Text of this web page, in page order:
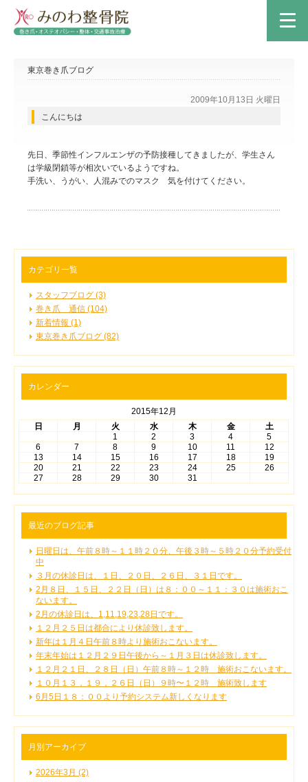
東京巻き爪ブログ
2009年10月13日 火曜日
こんにちは
先日、季節性インフルエンザの予防接種してきましたが、学生さん
は学級閉鎖等が相次いでいるようですね。
手洗い、うがい、人混みでのマスク 気を付けてください。
カテゴリ一覧
スタッフブログ (3)
巻き爪 通信 (104)
新着情報 (1)
東京巻き爪ブログ (82)
カレンダー
2015年12月
日
月 火 水 木 金
土
1
2 3 4
5
6
7 8 9 10 11
12
13
14 15 16 17 18
19
20
21 22 23 24 25
26
27
28 29 30 31
最近のブログ記事
日曜日は、午前８時～１１時２０分、午後３時～５時２０分予約受付
中
３月の休診日は、１日、２０日、２６日、３１日です。
2月８日、１５日、２２日（日）は８：００～１１：３０は施術おこ
ないます。
2月の休診日は、1,11,19,23,28日です。
１２月２５日は都合により休診致します。
新年は１月４日午前８時より施術おこないます。
年末年始は１２月２９日午後から～１月３日は休診致します。
１２月２１日、２８日（日）午前８時～１２時 施術おこないます。
１０月１３，１９，２６日（日）９時〜１２時 施術致します
6月5日１８：００より予約システム新しくなります
月別アーカイブ
2026年3月 (2)